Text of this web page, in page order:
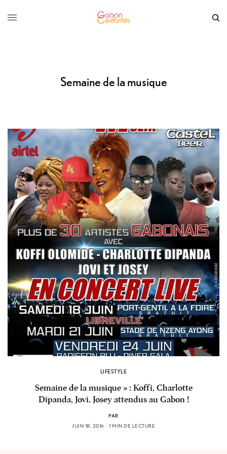
Semaine de la musique
LIFESTYLE
Semaine de la musique » : Koffi, Charlotte
Dipanda, Jovi, Josey attendus au Gabon !
PAR
JUIN 18, 2016
1 MIN DE LECTURE